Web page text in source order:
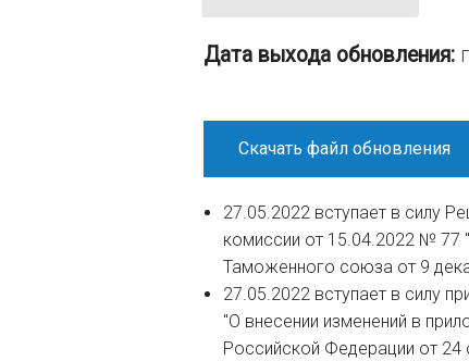
Дата выхода обновления:
Скачать файл обновления
27.05.2022 вступает в силу
комиссии от 15.04.2022 № 77
Таможенного союза от 9
27.05.2022 вступает в силу
"О внесении изменений в
Российской Федерации от 24